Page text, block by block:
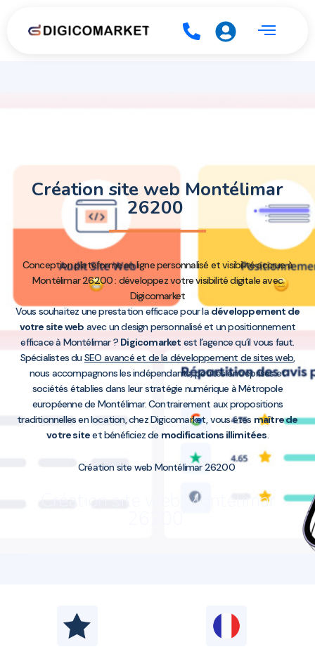
Création site web Montélimar
26200
Conception plateforme en ligne personnalisé et visibilité accrue à
Montélimar 26200 : développez votre visibilité digitale avec
Digicomarket
Vous souhaitez une prestation efficace pour ladéveloppement de
votre site web avec un design personnalisé et un positionnement
efficace à Montélimar ? Digicomarket est l’agence qu’il vous faut.
Spécialistes duSEO avancé et de la développement de sites web
nous accompagnons les indépendants, petites entreprises et
sociétés établies dans leur stratégie numérique à Métropole
européenne de Montélimar. Contrairement aux propositions
traditionnelles en location, chez Digicomarket, vous êtes maître de
votre siteet bénéficiez de modifications illimitées
Création site web Montélimar 26200
Création site web Montélimar